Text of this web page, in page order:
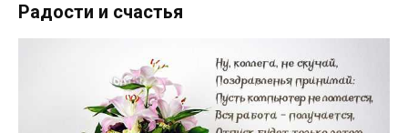
Радости и счастья